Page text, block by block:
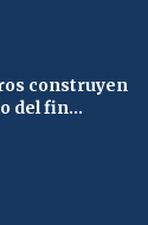
construyen
del fin...